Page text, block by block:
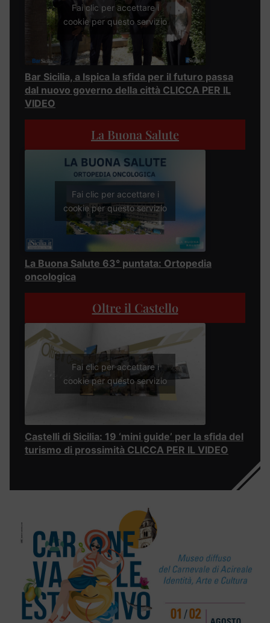
Fai clic per accettare i
cookie per questo servizio
Bar Sicilia, a Ispica la sfida per il futuro passa
dal nuovo governo della città CLICCA PER IL
VIDEO
La Buona Salute
Fai clic per accettare i
cookie per questo servizio
La Buona Salute 63° puntata: Ortopedia
oncologica
Oltre il Castello
Fai clic per accettare i
cookie per questo servizio
Castelli di Sicilia: 19 ‘mini guide’ per la sfida del
turismo di prossimità CLICCA PER IL VIDEO